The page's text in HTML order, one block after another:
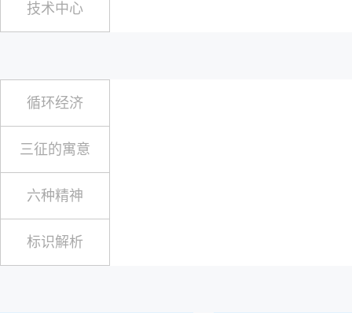
技术中心
循环经济
三征的寓意
六种精神
标识解析